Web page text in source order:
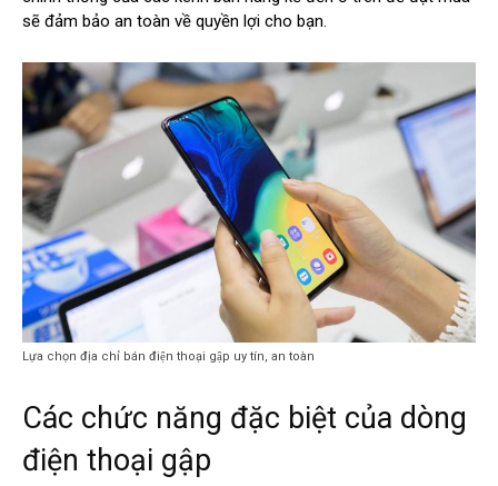
sẽ đảm bảo an toàn về quyền lợi cho bạn.
Lựa chọn địa chỉ bán điện thoại gập uy tín, an toàn
Các chức năng đặc biệt của dòng
điện thoại gập